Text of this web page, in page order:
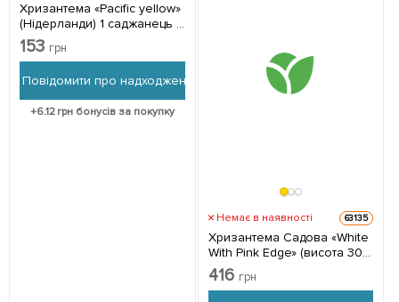
Хризантема «Pacific yellow»
(Нідерланди) 1 саджанець в
упаковці
153 грн
Повідомити про надходження
+6.12грн бонусів за покупку
Немає в наявності 63135
Хризантема Садова «White
With Pink Edge» (висота 30-
50см) 1 саджанець в
упаковці
416 грн